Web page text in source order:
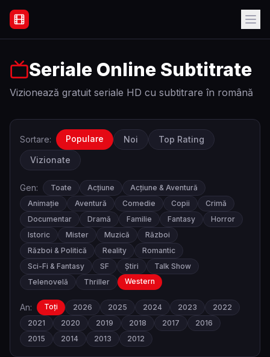
Filme Online Subtitrate - Acasă
Seriale Online Subtitrate
Vizionează gratuit seriale HD cu subtitrare în română
Sortare: Populare Noi
Top Rating
Vizionate
Gen: Toate Acțiune
Acțiune & Aventură
Animație
Aventură Comedie Copii
Crimă
Documentar
Dramă Familie Fantasy
Horror
Istoric
Mister Muzică
Război
Război & Politică
Reality
Romantic
Sci-Fi & Fantasy
SF Știri
Talk Show
Telenovelă
Thriller Western
An: Toți 2026 2025 2024 2023
2022
2021
2020 2019 2018 2017
2016
2015
2014 2013 2012